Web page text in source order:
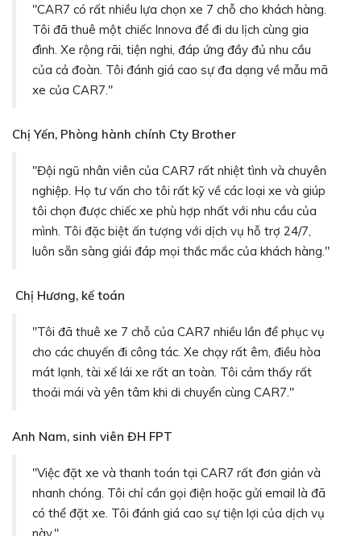
"CAR7 có rất nhiều lựa chọn xe 7 chỗ cho khách hàng.
Tôi đã thuê một chiếc Innova để đi du lịch cùng gia
đình. Xe rộng rãi, tiện nghi, đáp ứng đầy đủ nhu cầu
của cả đoàn. Tôi đánh giá cao sự đa dạng về mẫu mã
xe của CAR7."
Chị Yến, Phòng hành chính Cty Brother
"Đội ngũ nhân viên của CAR7 rất nhiệt tình và chuyên
nghiệp. Họ tư vấn cho tôi rất kỹ về các loại xe và giúp
tôi chọn được chiếc xe phù hợp nhất với nhu cầu của
mình. Tôi đặc biệt ấn tượng với dịch vụ hỗ trợ 24/7,
luôn sẵn sàng giải đáp mọi thắc mắc của khách hàng."
Chị Hương, kế toán
"Tôi đã thuê xe 7 chỗ của CAR7 nhiều lần để phục vụ
cho các chuyến đi công tác. Xe chạy rất êm, điều hòa
mát lạnh, tài xế lái xe rất an toàn. Tôi cảm thấy rất
thoải mái và yên tâm khi di chuyển cùng CAR7."
Anh Nam, sinh viên ĐH FPT
"Việc đặt xe và thanh toán tại CAR7 rất đơn giản và
nhanh chóng. Tôi chỉ cần gọi điện hoặc gửi email là đã
có thể đặt xe. Tôi đánh giá cao sự tiện lợi của dịch vụ